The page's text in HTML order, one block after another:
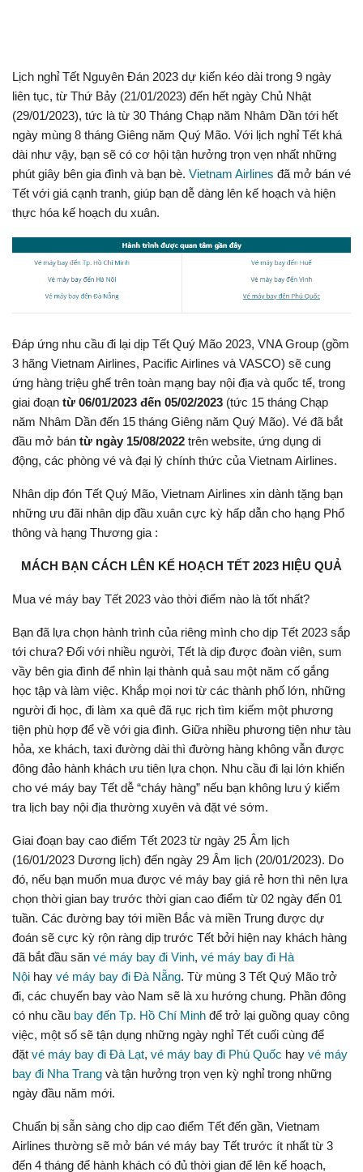
Lịch nghỉ Tết Nguyên Đán 2023 dự kiến kéo dài trong 9 ngày
liên tục, từ Thứ Bảy (21/01/2023) đến hết ngày Chủ Nhật
(29/01/2023), tức là từ 30 Tháng Chạp năm Nhâm Dần tới hết
ngày mùng 8 tháng Giêng năm Quý Mão. Với lịch nghỉ Tết khá
dài như vậy, bạn sẽ có cơ hội tận hưởng trọn vẹn nhất những
phút giây bên gia đình và bạn bè. Vietnam Airlines đã mở bán vé
Tết với giá cạnh tranh, giúp bạn dễ dàng lên kế hoạch và hiện
thực hóa kế hoạch du xuân.
Đáp ứng nhu cầu đi lại dịp Tết Quý Mão 2023, VNA Group (gồm
3 hãng Vietnam Airlines, Pacific Airlines và VASCO) sẽ cung
ứng hàng triệu ghế trên toàn mạng bay nội địa và quốc tế, trong
giai đoạn từ 06/01/2023 đến 05/02/2023 (tức 15 tháng Chạp
năm Nhâm Dần đến 15 tháng Giêng năm Quý Mão). Vé đã bắt
đầu mở bán từ ngày 15/08/2022 trên website, ứng dụng di
động, các phòng vé và đại lý chính thức của Vietnam Airlines.
Nhân dịp đón Tết Quý Mão, Vietnam Airlines xin dành tặng bạn
những ưu đãi nhân dịp đầu xuân cực kỳ hấp dẫn cho hạng Phổ
thông và hạng Thương gia :
MÁCH BẠN CÁCH LÊN KẾ HOẠCH TẾT 2023 HIỆU QUẢ
Mua vé máy bay Tết 2023 vào thời điểm nào là tốt nhất?
Bạn đã lựa chọn hành trình của riêng mình cho dịp Tết 2023 sắp
tới chưa? Đối với nhiều người, Tết là dịp được đoàn viên, sum
vầy bên gia đình để nhìn lại thành quả sau một năm cố gắng
học tập và làm việc. Khắp mọi nơi từ các thành phố lớn, những
người đi học, đi làm xa quê đã rục rịch tìm kiếm một phương
tiện phù hợp để về với gia đình. Giữa nhiều phương tiện như tàu
hỏa, xe khách, taxi đường dài thì đường hàng không vẫn được
đông đảo hành khách ưu tiên lựa chọn. Nhu cầu đi lại lớn khiến
cho vé máy bay Tết dễ “cháy hàng” nếu bạn không lưu ý kiểm
tra lịch bay nội địa thường xuyên và đặt vé sớm.
Giai đoạn bay cao điểm Tết 2023 từ ngày 25 Âm lịch
(16/01/2023 Dương lịch) đến ngày 29 Âm lịch (20/01/2023). Do
đó, nếu bạn muốn mua được vé máy bay giá rẻ hơn thì nên lựa
chọn thời gian bay trước thời gian cao điểm từ 02 ngày đến 01
tuần. Các đường bay tới miền Bắc và miền Trung được dự
đoán sẽ cực kỳ rộn ràng dịp trước Tết bởi hiện nay khách hàng
đã bắt đầu săn vé máy bay đi Vinh, vé máy bay đi Hà
Nội hay vé máy bay đi Đà Nẵng. Từ mùng 3 Tết Quý Mão trở
đi, các chuyến bay vào Nam sẽ là xu hướng chung. Phần đông
có nhu cầu bay đến Tp. Hồ Chí Minh để trở lại guồng quay công
việc, một số sẽ tận dụng những ngày nghỉ Tết cuối cùng để
đặt vé máy bay đi Đà Lạt, vé máy bay đi Phú Quốc hay vé máy
bay đi Nha Trang và tận hưởng trọn vẹn kỳ nghỉ trong những
ngày đầu năm mới.
Chuẩn bị sẵn sàng cho dịp cao điểm Tết đến gần, Vietnam
Airlines thường sẽ mở bán vé máy bay Tết trước ít nhất từ 3
đến 4 tháng để hành khách có đủ thời gian để lên kế hoạch,